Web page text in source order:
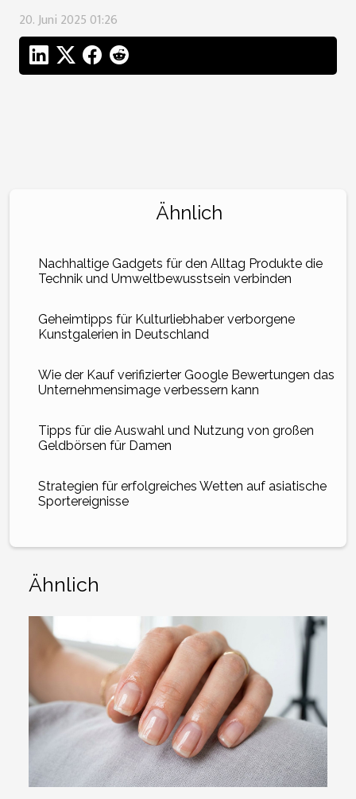
Ähnlich
Nachhaltige Gadgets für den Alltag Produkte die
Technik und Umweltbewusstsein verbinden
Geheimtipps für Kulturliebhaber verborgene
Kunstgalerien in Deutschland
Wie der Kauf verifizierter Google Bewertungen das
Unternehmensimage verbessern kann
Tipps für die Auswahl und Nutzung von großen
Geldbörsen für Damen
Strategien für erfolgreiches Wetten auf asiatische
Sportereignisse
20. Juni 2025 01:26
Ähnlich